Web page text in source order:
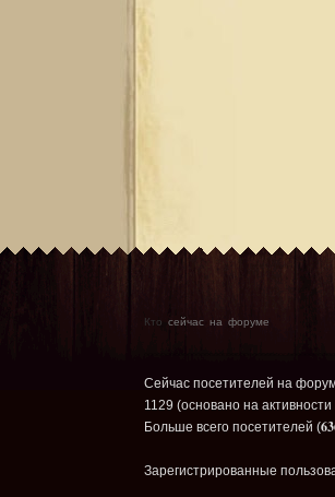
Кто сейчас на форуме
Сейчас посетителей на
1129 (основано на
Больше всего посетителей (
Зарегистрированные